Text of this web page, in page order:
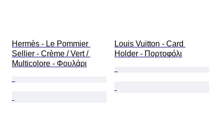
Hermès - Le Pommier
Sellier - Crème / Vert /
Multicolore - Φουλάρι
Louis Vuitton - Card
Holder - Πορτοφόλι